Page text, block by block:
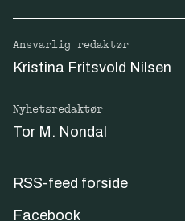
Ansvarlig redaktør
Kristina Fritsvold Nilsen
Nyhetsredaktør
Tor M. Nondal
RSS-feed forside
Facebook